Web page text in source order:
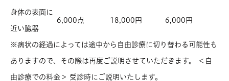
身体の表面に
近い臓器
6,000点 18,000円 6,000円
※病状の経過によっては途中から自由診療に切り替わる可能性も
ありますので、その際は再度ご説明させていただきます。 ＜自
由診療での料金＞ 受診時にご説明いたします。